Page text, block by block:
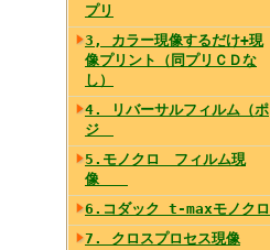
プリ
3, カラー現像するだけ+現
像プリント（同プリＣＤな
し）
4. リバーサルフィルム（ポ
ジ
5.モノクロ フィルム現
像
6.コダック t-maxモノクロ
7. クロスプロセス現像